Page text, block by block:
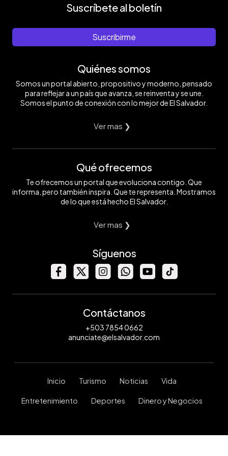
Suscríbete al boletín
Suscribirme
Quiénes somos
Somos un portal abierto, propositivo y moderno, pensado
para reflejar a un país que avanza, se reinventa y se une.
Somos el punto de conexión con lo mejor de El Salvador.
Ver mas ❯
Qué ofrecemos
Te ofrecemos un portal que evoluciona contigo. Que
informa, pero también inspira. Que te representa. Mostramos
de lo que está hecho El Salvador.
Ver mas ❯
Síguenos
Contáctanos
+503 7854 0662
anunciate@elsalvador.com
Inicio Turismo Noticias Vida
Entretenimiento Deportes Dinero y Negocios